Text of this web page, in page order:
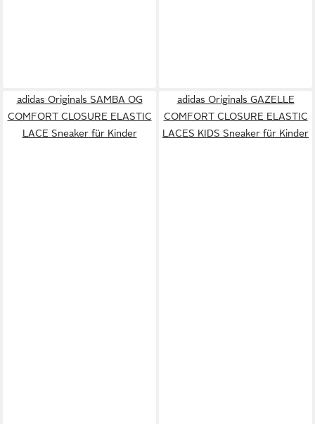
adidas Originals SAMBA OG
COMFORT CLOSURE ELASTIC
LACE Sneaker für Kinder
adidas Originals GAZELLE
COMFORT CLOSURE ELASTIC
LACES KIDS Sneaker für Kinder